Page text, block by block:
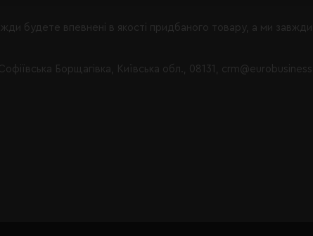
будете впевнені в якості придбаного товару, а ми
Борщагівка, Київська обл., 08131,